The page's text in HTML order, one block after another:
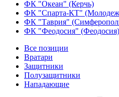
ФК "Океан" (Керчь)
ФК "Спарта-КТ"
ФК "Таврия"
ФК "Феодосия" (Феодосия)
Все позиции
Вратари
Защитники
Полузащитники
Нападающие